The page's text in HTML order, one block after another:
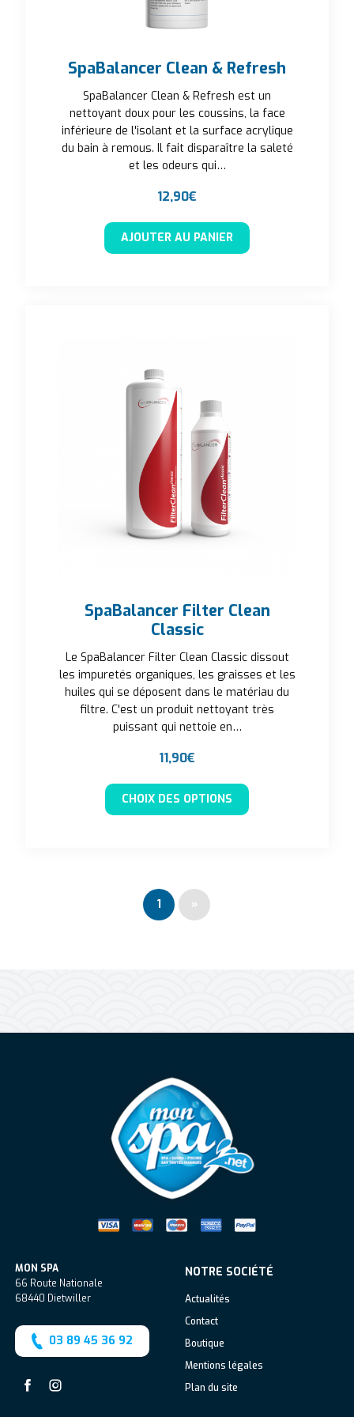
SpaBalancer Clean & Refresh
SpaBalancer Clean & Refresh est un
nettoyant doux pour les coussins, la face
inférieure de l'isolant et la surface acrylique
du bain à remous. Il fait disparaître la saleté
et les odeurs qui…
12,90€
AJOUTER AU PANIER
SpaBalancer Filter Clean
Classic
Le SpaBalancer Filter Clean Classic dissout
les impuretés organiques, les graisses et les
huiles qui se déposent dans le matériau du
filtre. C'est un produit nettoyant très
puissant qui nettoie en…
11,90€
CHOIX DES OPTIONS
1 »
MON SPA
66 Route Nationale
68440 Dietwiller
03 89 45 36 92
NOTRE SOCIÉTÉ
Actualités
Contact
Boutique
Mentions légales
Plan du site